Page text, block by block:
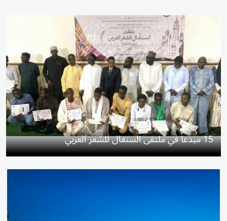
15 مبدعاً في ملتقى السنغال للشعر العربي